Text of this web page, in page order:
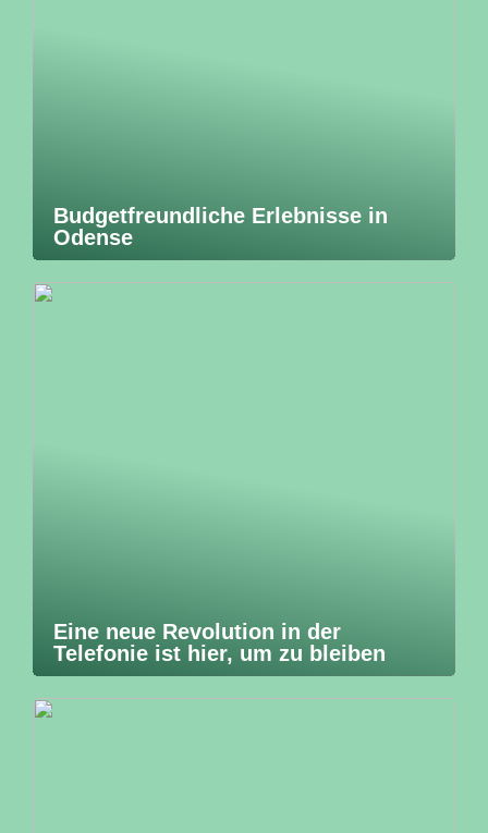
Budgetfreundliche Erlebnisse in
Odense
Eine neue Revolution in der
Telefonie ist hier, um zu bleiben